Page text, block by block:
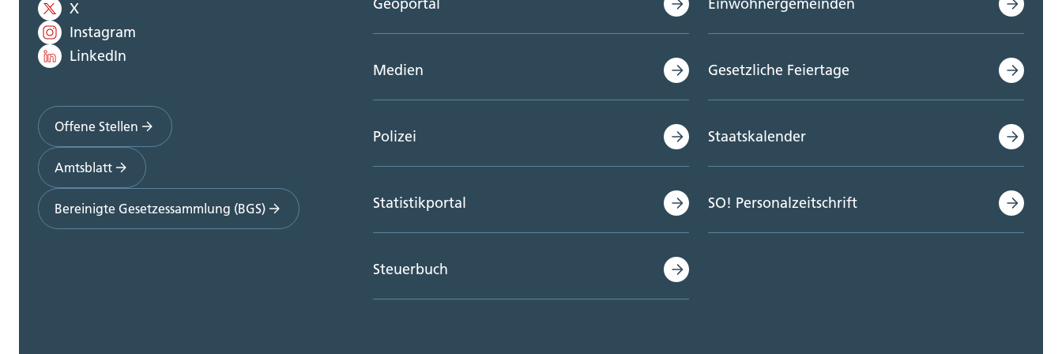
X
Instagram
LinkedIn
Offene Stellen
Amtsblatt
Bereinigte Gesetzessammlung (BGS)
Medien
Polizei
Statistikportal
Steuerbuch
Gesetzliche Feiertage
Staatskalender
SO! Personalzeitschrift